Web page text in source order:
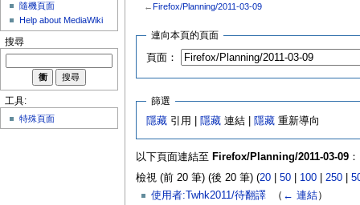
← Firefox/Planning/2011-03-09
連向本頁的頁面
頁面：
篩選
隱藏 引用 | 隱藏 連結 | 隱藏 重新導向
以下頁面連結至 Firefox/Planning/2011-03-09：
檢視 (前 20 筆) (後 20 筆) (20| 50| 100| 250|
使用者:Twhk2011/待翻譯‎ （ ← 連結）
隨機頁面
Help about MediaWiki
搜尋
工具:
特殊頁面